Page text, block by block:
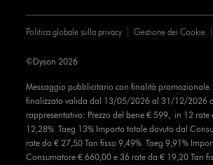
Politica globale sulla privacy Gestione dei Cookie
Messaggio pubblicitario con finalità promozionale.
finalizzato valida dal 13/05/2026 al 31/12/2026
rappresentativo: Prezzo del bene € 599, in 12 rate
12,28% Taeg 13% Importo totale dovuto dal
rate da € 27,50 Tan fisso 9,49% Taeg 9,91%
Consumatore € 660,00 e 36 rate da € 19,20 Tan
©Dyson 2026